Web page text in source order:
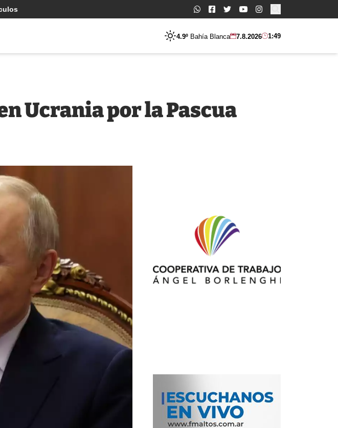
Buscar:
4.9º Bahía Blanca 7.8.2026 1:49
Ucrania por la Pascua